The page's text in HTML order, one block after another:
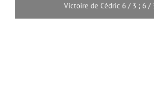
Victoire de Cédric 6 / 3 ; 6 /